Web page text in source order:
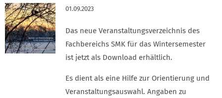
01.09.2023
Das neue Veranstaltungsverzeichnis des
Fachbereichs SMK für das Wintersemester
ist jetzt als Download erhältlich.
Es dient als eine Hilfe zur Orientierung und
Veranstaltungsauswahl. Angaben zu